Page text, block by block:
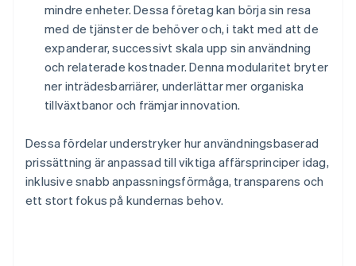
mindre enheter. Dessa företag kan börja sin resa
med de tjänster de behöver och, i takt med att de
expanderar, successivt skala upp sin användning
och relaterade kostnader. Denna modularitet bryter
ner inträdesbarriärer, underlättar mer organiska
tillväxtbanor och främjar innovation.
Dessa fördelar understryker hur användningsbaserad
prissättning är anpassad till viktiga affärsprinciper idag,
inklusive snabb anpassningsförmåga, transparens och
ett stort fokus på kundernas behov.